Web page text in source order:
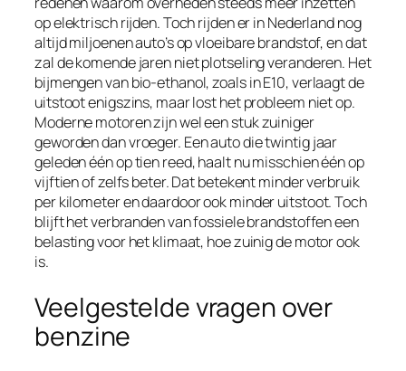
op elektrisch rijden. Toch rijden er in Nederland nog
altijd miljoenen auto’s op vloeibare brandstof, en dat
zal de komende jaren niet plotseling veranderen. Het
bijmengen van bio-ethanol, zoals in E10, verlaagt de
uitstoot enigszins, maar lost het probleem niet op.
Moderne motoren zijn wel een stuk zuiniger
geworden dan vroeger. Een auto die twintig jaar
geleden één op tien reed, haalt nu misschien één op
vijftien of zelfs beter. Dat betekent minder verbruik
per kilometer en daardoor ook minder uitstoot. Toch
blijft het verbranden van fossiele brandstoffen een
belasting voor het klimaat, hoe zuinig de motor ook
is.
Veelgestelde vragen over
benzine